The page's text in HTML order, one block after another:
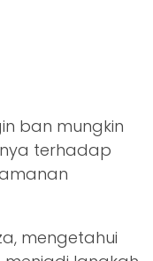
ban mungkin
terhadap
mengetahui